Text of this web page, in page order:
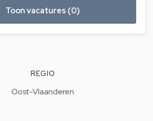
Toon vacatures (0)
REGIO
Oost-Vlaanderen